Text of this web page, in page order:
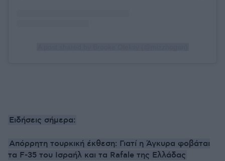
Ειδήσεις σήμερα:
Απόρρητη τουρκική έκθεση: Γιατί η Άγκυρα φοβάται
τα F-35 του Ισραήλ και τα Rafale της Ελλάδας